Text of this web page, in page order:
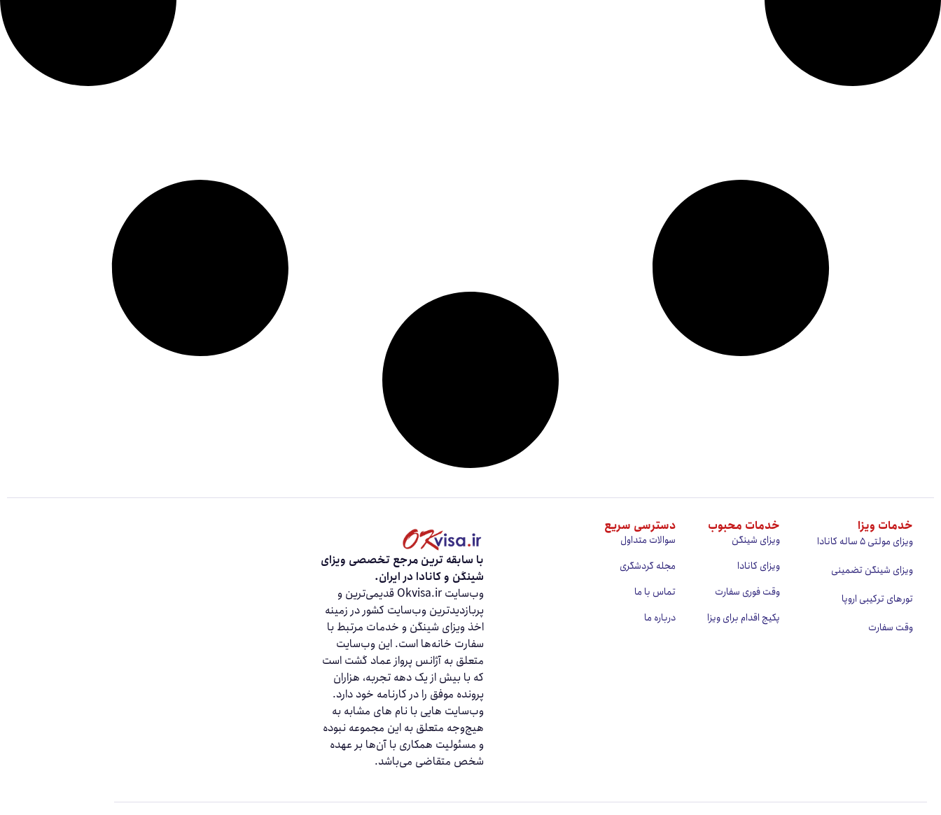
خدمات ویزا
ویزای مولتی ۵ ساله کانادا
ویزای شینگن تضمینی
تورهای ترکیبی اروپا
وقت سفارت
خدمات محبوب
ویزای شینگن
ویزای کانادا
وقت فوری سفارت
پکیج اقدام برای ویزا
دسترسی سریع
سوالات متداول
مجله گردشگری
تماس با ما
درباره ما
با سابقه ‌ترین مرجع تخصصی ویزای
شینگن و کانادا در ایران.
وب‌سایت Okvisa.ir قدیمی‌ترین و
پربازدیدترین وب‌سایت کشور در زمینه
اخذ ویزای شینگن و خدمات مرتبط با
سفارت‌ خانه‌ها است. این وب‌سایت
متعلق به آژانس پرواز عماد گشت است
که با بیش از یک دهه تجربه، هزاران
پرونده موفق را در کارنامه خود دارد.
وب‌سایت‌ هایی با نام‌ های مشابه به
هیچ‌وجه متعلق به این مجموعه نبوده
و مسئولیت همکاری با آن‌ها بر عهده
شخص متقاضی می‌باشد.